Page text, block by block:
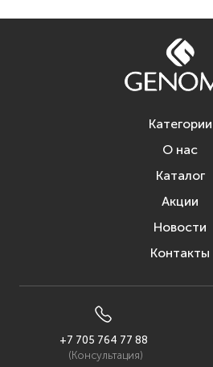
Категории
О нас
Каталог
Акции
Новости
Контакты
+7 705 764 77 88
(Консультация)